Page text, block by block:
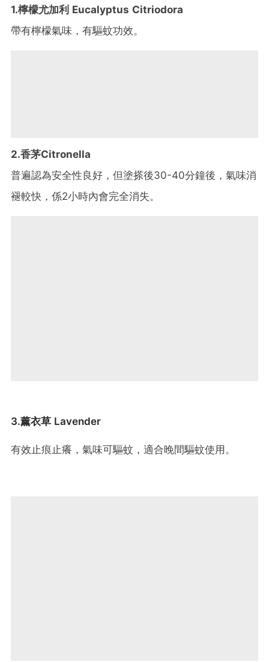
1.檸檬尤加利 Eucalyptus Citriodora
帶有檸檬氣味，有驅蚊功效。
2.香茅Citronella
普遍認為安全性良好，但塗搽後30-40分鐘後，氣味消
褪較快，係2小時內會完全消失。
3.薰衣草 Lavender
有效止痕止癢，氣味可驅蚊，適合晚間驅蚊使用。